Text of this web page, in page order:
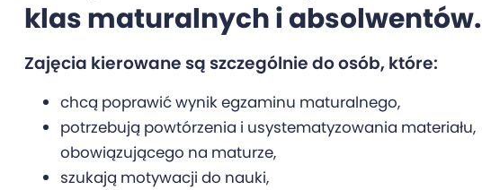
klas maturalnych i absolwentów.
Zajęcia kierowane są szczególnie do osób, które:
chcą poprawić wynik egzaminu maturalnego,
potrzebują powtórzenia i usystematyzowania materiału,
obowiązującego na maturze,
szukają motywacji do nauki,